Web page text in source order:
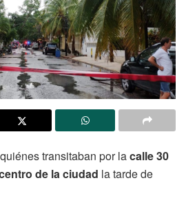
transitaban por lacalle 30
de la ciudad la tarde de